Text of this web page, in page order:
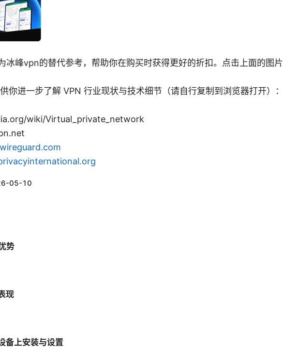
冰峰vpn的替代参考，帮助你在购买时获得更好的折扣。点击上面的图片
你进一步了解 VPN 行业现状与技术细节（请自行复制到浏览器打开）：
wiki/Virtual_private_network
05-10
势
现
备上安装与设置